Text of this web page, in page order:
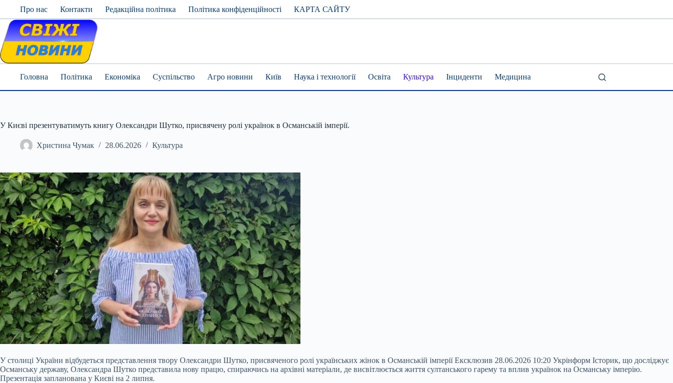
content
Про нас Контакти Редакційна політика Політика конфіденційності КАРТА САЙТУ
Головна Політика Економіка Суспільство Агро новини Київ Наука і технології Освіта Культура Інциденти Медицина
У Києві презентуватимуть книгу Олександри Шутко, присвячену ролі українок в Османській імперії.
Христина Чумак 28.06.2026 Культура
У столиці України відбудеться представлення твору Олександри Шутко, присвяченого ролі українських жінок в Османській імперії Ексклюзив 28.06.2026 10:20 Укрінформ Історик, що досліджує
Османську державу, Олександра Шутко представила нову працю, спираючись на архівні матеріали, де висвітлюється життя султанського гарему та вплив українок на Османську імперію.
Презентація запланована у Києві на 2 липня.